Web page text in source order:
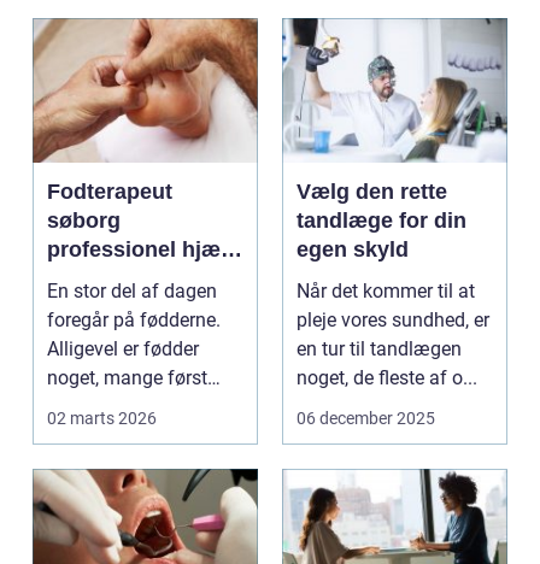
Fodterapeut
søborg
professionel hjælp
til sunde fødder i
hverdagen
En stor del af dagen
foregår på fødderne.
Alligevel er fødder
noget, mange først
tænker på, når smer...
02 marts 2026
Vælg den rette
tandlæge for din
egen skyld
Når det kommer til at
pleje vores sundhed, er
en tur til tandlægen
noget, de fleste af o...
06 december 2025